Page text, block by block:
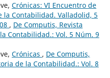
Crónicas: VI Encuentro de
Contabilidad. Valladolid, 5
, De Computis, Revista
Contabilidad.: Vol. 5 Núm. 9
Crónicas , De Computis,
de la Contabilidad.: Vol. 8